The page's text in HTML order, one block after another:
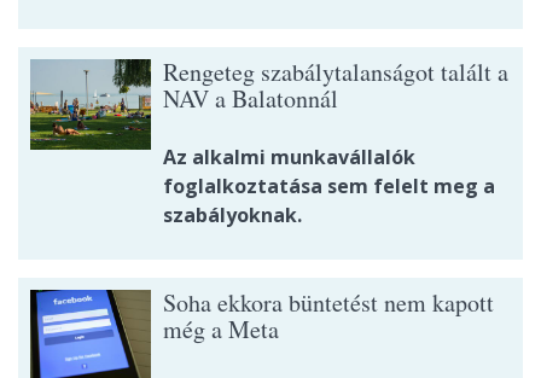
Rengeteg szabálytalanságot talált a
NAV a Balatonnál
Az alkalmi munkavállalók
foglalkoztatása sem felelt meg a
szabályoknak.
Soha ekkora büntetést nem kapott
még a Meta